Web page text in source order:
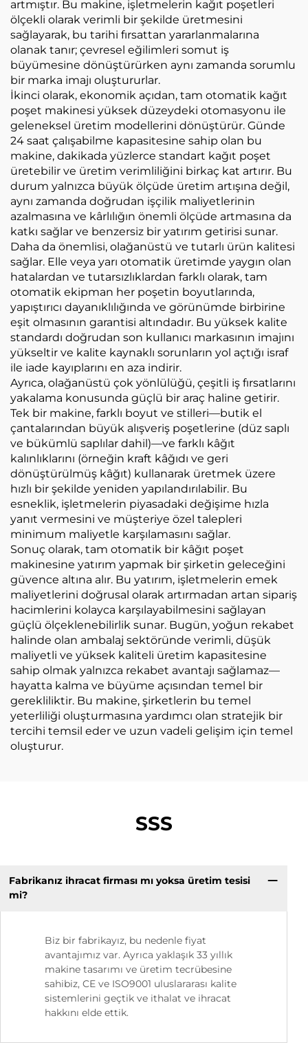
artmıştır. Bu makine, işletmelerin kağıt poşetleri
ölçekli olarak verimli bir şekilde üretmesini
sağlayarak, bu tarihi fırsattan yararlanmalarına
olanak tanır; çevresel eğilimleri somut iş
büyümesine dönüştürürken aynı zamanda sorumlu
bir marka imajı oluştururlar.
İkinci olarak, ekonomik açıdan, tam otomatik kağıt
poşet makinesi yüksek düzeydeki otomasyonu ile
geleneksel üretim modellerini dönüştürür. Günde
24 saat çalışabilme kapasitesine sahip olan bu
makine, dakikada yüzlerce standart kağıt poşet
üretebilir ve üretim verimliliğini birkaç kat artırır. Bu
durum yalnızca büyük ölçüde üretim artışına değil,
aynı zamanda doğrudan işçilik maliyetlerinin
azalmasına ve kârlılığın önemli ölçüde artmasına da
katkı sağlar ve benzersiz bir yatırım getirisi sunar.
Daha da önemlisi, olağanüstü ve tutarlı ürün kalitesi
sağlar. Elle veya yarı otomatik üretimde yaygın olan
hatalardan ve tutarsızlıklardan farklı olarak, tam
otomatik ekipman her poşetin boyutlarında,
yapıştırıcı dayanıklılığında ve görünümde birbirine
eşit olmasının garantisi altındadır. Bu yüksek kalite
standardı doğrudan son kullanıcı markasının imajını
yükseltir ve kalite kaynaklı sorunların yol açtığı israf
ile iade kayıplarını en aza indirir.
Ayrıca, olağanüstü çok yönlülüğü, çeşitli iş fırsatlarını
yakalama konusunda güçlü bir araç haline getirir.
Tek bir makine, farklı boyut ve stilleri—butik el
çantalarından büyük alışveriş poşetlerine (düz saplı
ve bükümlü saplılar dahil)—ve farklı kâğıt
kalınlıklarını (örneğin kraft kâğıdı ve geri
dönüştürülmüş kâğıt) kullanarak üretmek üzere
hızlı bir şekilde yeniden yapılandırılabilir. Bu
esneklik, işletmelerin piyasadaki değişime hızla
yanıt vermesini ve müşteriye özel talepleri
minimum maliyetle karşılamasını sağlar.
Sonuç olarak, tam otomatik bir kâğıt poşet
makinesine yatırım yapmak bir şirketin geleceğini
güvence altına alır. Bu yatırım, işletmelerin emek
maliyetlerini doğrusal olarak artırmadan artan sipariş
hacimlerini kolayca karşılayabilmesini sağlayan
güçlü ölçeklenebilirlik sunar. Bugün, yoğun rekabet
halinde olan ambalaj sektöründe verimli, düşük
maliyetli ve yüksek kaliteli üretim kapasitesine
sahip olmak yalnızca rekabet avantajı sağlamaz—
hayatta kalma ve büyüme açısından temel bir
gerekliliktir. Bu makine, şirketlerin bu temel
yeterliliği oluşturmasına yardımcı olan stratejik bir
tercihi temsil eder ve uzun vadeli gelişim için temel
oluşturur.
SSS
Fabrikanız ihracat firması mı yoksa üretim tesisi
mi?
Biz bir fabrikayız, bu nedenle fiyat
avantajımız var. Ayrıca yaklaşık 33 yıllık
makine tasarımı ve üretim tecrübesine
sahibiz, CE ve ISO9001 uluslararası kalite
sistemlerini geçtik ve ithalat ve ihracat
hakkını elde ettik.